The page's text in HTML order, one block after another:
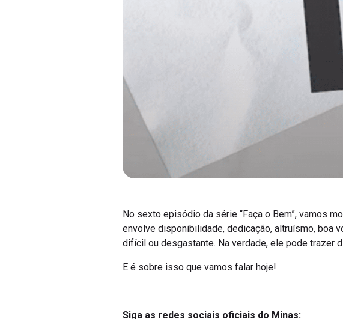
No sexto episódio da série “Faça o Bem”, vamos
envolve disponibilidade, dedicação, altruísmo, boa
difícil ou desgastante. Na verdade, ele pode trazer
E é sobre isso que vamos falar hoje!
Siga as redes sociais oficiais do Minas: